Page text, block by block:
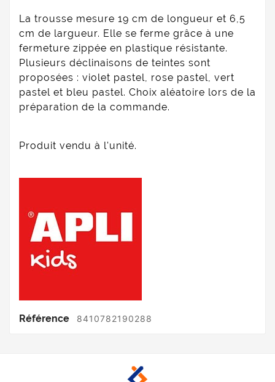
La trousse mesure 19 cm de longueur et 6,5
cm de largueur. Elle se ferme grâce à une
fermeture zippée en plastique résistante.
Plusieurs déclinaisons de teintes sont
proposées : violet pastel, rose pastel, vert
pastel et bleu pastel. Choix aléatoire lors de la
préparation de la commande.
Produit vendu à l'unité.
Référence 8410782190288